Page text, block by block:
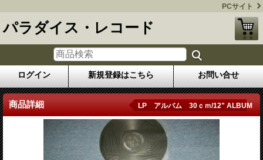
PCサイト
パラダイス・レコード
ログイン 新規登録はこちら お問い合せ
商品詳細 LP アルバム 30ｃｍ/12" ALBUM